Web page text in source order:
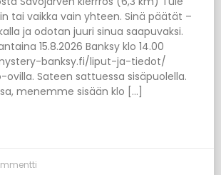
tai vaikka vain yhteen. Sinä päätät –
ja odotan juuri sinua saapuvaksi.
15.8.2026 Banksy klo 14.00
banksy.fi/liput-ja-tiedot/
ovilla. Sateen sattuessa sisäpuolella.
menemme sisään klo […]